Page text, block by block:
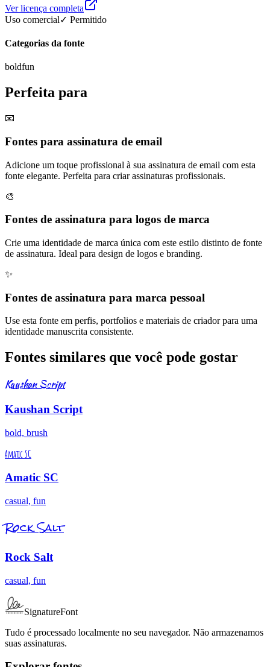
Ver licença completa
Uso comercial✓ Permitido
Categorias da fonte
boldfun
Perfeita para
📧
Fontes para assinatura de email
Adicione um toque profissional à sua assinatura de email com esta
fonte elegante. Perfeita para criar assinaturas profissionais.
🎨
Fontes de assinatura para logos de marca
Crie uma identidade de marca única com este estilo distinto de fonte
de assinatura. Ideal para design de logos e branding.
✨
Fontes de assinatura para marca pessoal
Use esta fonte em perfis, portfolios e materiais de criador para uma
identidade manuscrita consistente.
Fontes similares que você pode gostar
Kaushan Script
Kaushan Script
bold, brush
Amatic SC
Amatic SC
casual, fun
Rock Salt
Rock Salt
casual, fun
SignatureFont
Tudo é processado localmente no seu navegador. Não armazenamos
suas assinaturas.